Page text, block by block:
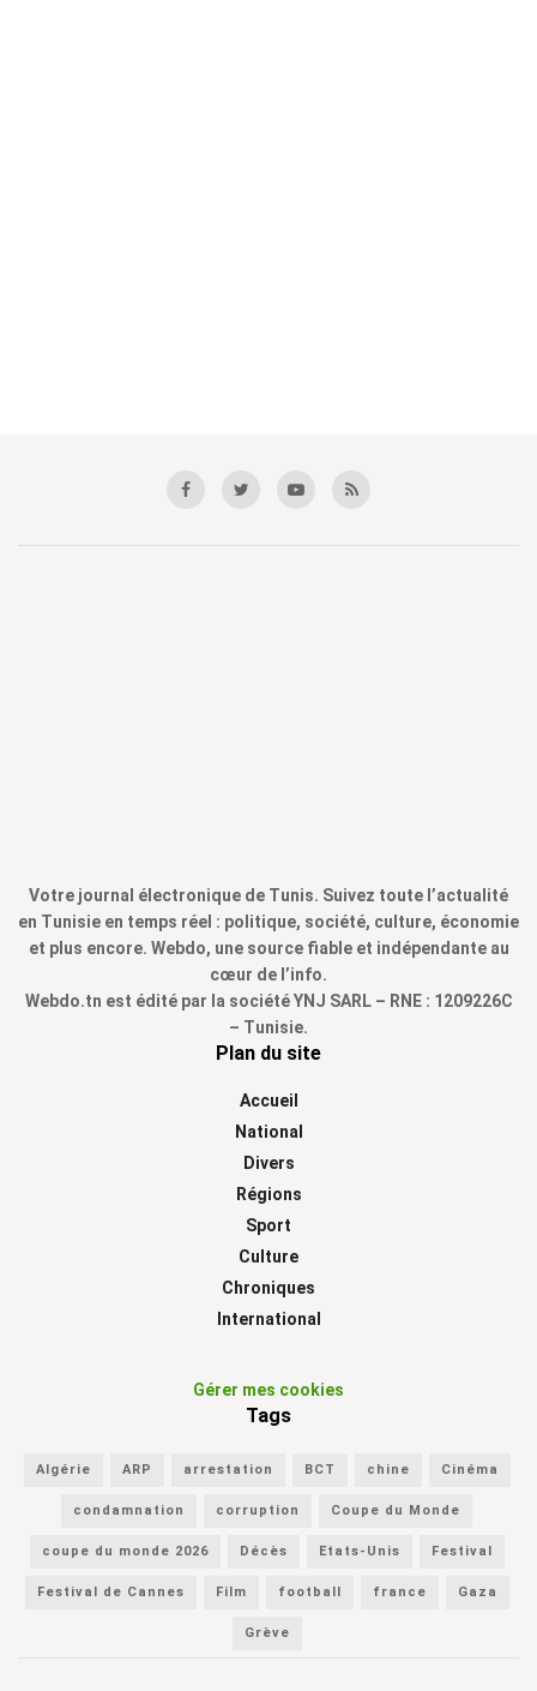
Votre journal électronique de Tunis. Suivez toute l’actualité
en Tunisie en temps réel : politique, société, culture, économie
et plus encore. Webdo, une source fiable et indépendante au
cœur de l’info.
Webdo.tn est édité par la société YNJ SARL – RNE : 1209226C
– Tunisie.
Plan du site
Accueil
National
Divers
Régions
Sport
Culture
Chroniques
International
Gérer mes cookies
Tags
Algérie ARP arrestation BCT chine Cinéma
condamnation corruption Coupe du Monde
coupe du monde 2026 Décès Etats-Unis Festival
Festival de Cannes Film football france Gaza
Grève